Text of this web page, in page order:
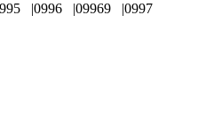
0996 09969 0997